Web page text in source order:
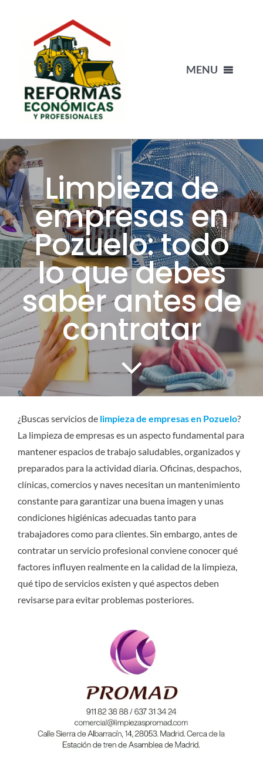
contenido
MENU
NUESTRO EQUIPO
PORTFOLIO
BLOG
CONTACTO
SERVICIOS
Limpieza de
empresas en
Pozuelo: todo
lo que debes
saber antes de
contratar
¿Buscas servicios de limpieza de empresas en Pozuelo?
La limpieza de empresas es un aspecto fundamental para
mantener espacios de trabajo saludables, organizados y
preparados para la actividad diaria. Oficinas, despachos,
clínicas, comercios y naves necesitan un mantenimiento
constante para garantizar una buena imagen y unas
condiciones higiénicas adecuadas tanto para
trabajadores como para clientes. Sin embargo, antes de
contratar un servicio profesional conviene conocer qué
factores influyen realmente en la calidad de la limpieza,
qué tipo de servicios existen y qué aspectos deben
revisarse para evitar problemas posteriores.